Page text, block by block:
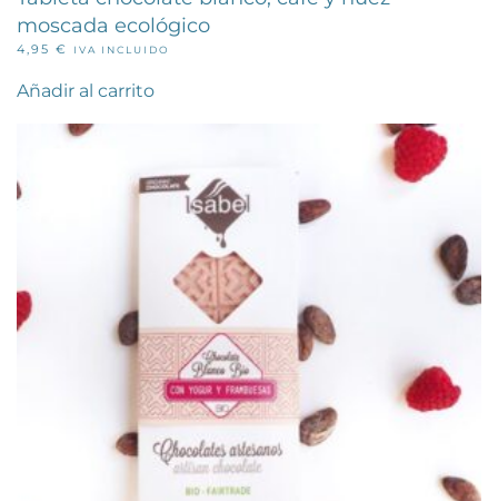
moscada ecológico
4,95 € IVA INCLUIDO
Añadir al carrito